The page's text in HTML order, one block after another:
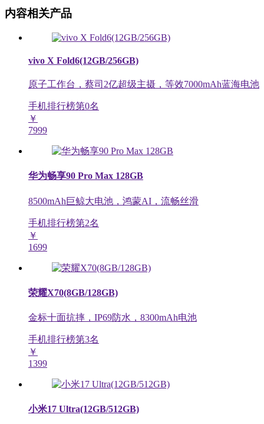
内容相关产品
vivo X Fold6(12GB/256GB)
原子工作台，蔡司2亿超级主摄，等效7000mAh蓝海电池
手机排行榜第0名
￥
7999
华为畅享90 Pro Max 128GB
8500mAh巨鲸大电池，鸿蒙AI，流畅丝滑
手机排行榜第2名
￥
1699
荣耀X70(8GB/128GB)
金标十面抗摔，IP69防水，8300mAh电池
手机排行榜第3名
￥
1399
小米17 Ultra(12GB/512GB)